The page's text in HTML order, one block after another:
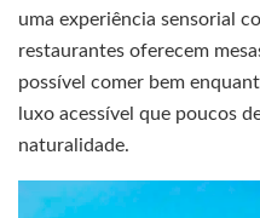
uma experiência sensorial
restaurantes oferecem
possível comer bem
luxo acessível que poucos
naturalidade.